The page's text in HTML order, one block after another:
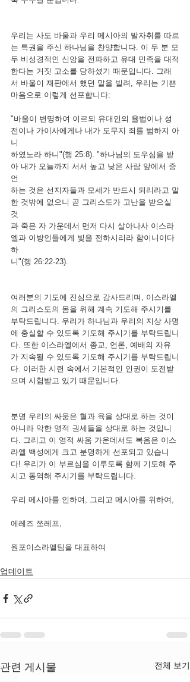
우리는 사도 바울과 우리 메시아의 발자취를 따르
는 특권을 주신 하나님을 찬양합니다. 이 두 분 모
두 비성경적인 신앙을 전파하고 유대 민족을 대적
한다는 거짓 고소를 당하셨기 때문입니다. 그래
서 바울이 재판에서 했던 말을 빌려, 우리는 기쁜
마음으로 이렇게 선포합니다:
"바울이 변명하여 이르되 유대인의 율법이나 성
전이나 가이사에게나 내가 도무지 죄를 범하지 아
니
하였노라 하니"(행 25:8). "하나님의 도우심을 받
아 내가 오늘까지 서서 높고 낮은 사람 앞에서 증
언
하는 것은 선지자들과 모세가 반드시 되리라고 말
한 것밖에 없으니 곧 그리스도가 고난을 받으실
것
과 죽은 자 가운데서 먼저 다시 살아나사 이스라
엘과 이방인들에게 빛을 전하시리라 함이니이다
하
니"(행 26:22-23).
여러분의 기도에 진심으로 감사드리며, 이스라엘
의 그리스도의 몸을 위해 계속 기도해 주시기를
부탁드립니다. 우리가 하나님과 우리의 지상 사명
에 충실할 수 있도록 기도해 주시기를 부탁드립니
다. 또한 이스라엘에서 종교, 언론, 예배의 자유
가 지속될 수 있도록 기도해 주시기를 부탁드립니
다. 이러한 시련 속에서 기본적인 인권이 도전받
으며 시험받고 있기 때문입니다.
분명 우리의 싸움은 혈과 육을 상대로 하는 것이
아니라 악한 영적 권세들을 상대로 하는 것입니
다. 그리고 이 영적 싸움 가운데서도 복음은 이스
라엘 백성에게 크고 분명하게 선포되고 있습니
다! 우리가 이 부르심을 이루도록 함께 기도해 주
시고 동역해 주시기를 부탁드립니다.
우리 메시아를 인하여, 그리고 메시아를 위하여,
에레즈 쪼레프,
원포이스라엘팀을 대표하여
업데이트
관련 게시물 전체 보기